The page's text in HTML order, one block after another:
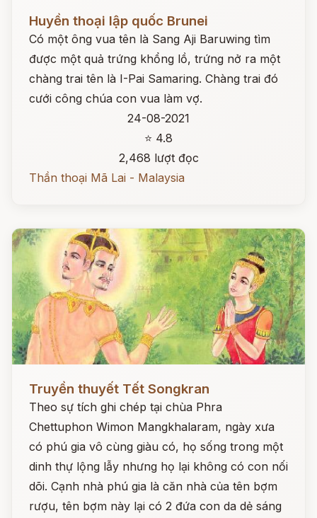
Đọc ngay
Huyền thoại lập quốc Brunei
Có một ông vua tên là Sang Aji Baruwing tìm
được một quả trứng khổng lồ, trứng nở ra một
chàng trai tên là I-Pai Samaring. Chàng trai đó
cưới công chúa con vua làm vợ.
24-08-2021
⭐ 4.8
2,468 lượt đọc
Thần thoại Mã Lai - Malaysia
Đọc ngay
Truyền thuyết Tết Songkran
Theo sự tích ghi chép tại chùa Phra
Chettuphon Wimon Mangkhalaram, ngày xưa
có phú gia vô cùng giàu có, họ sống trong một
dinh thự lộng lẫy nhưng họ lại không có con nối
dõi. Cạnh nhà phú gia là căn nhà của tên bợm
rượu, tên bợm này lại có 2 đứa con da dẻ sáng